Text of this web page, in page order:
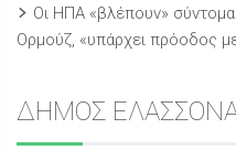
Οι ΗΠΑ «βλέπουν»
Ορμούζ, «υπάρχει πρόοδος
ΔΗΜΟΣ